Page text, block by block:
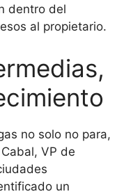
dentro del
al propietario.
no solo no para,
VP de
un